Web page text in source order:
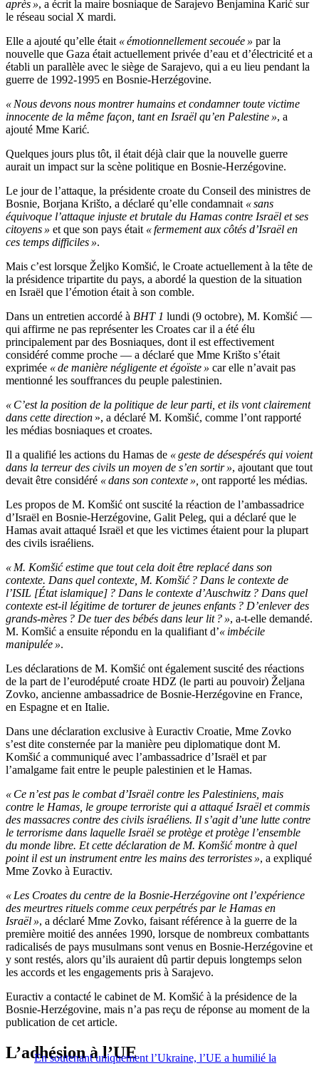
après », a écrit la maire bosniaque de Sarajevo Benjamina Karić sur
le réseau social X mardi.
Elle a ajouté qu’elle était « émotionnellement secouée » par la
nouvelle que Gaza était actuellement privée d’eau et d’électricité et a
établi un parallèle avec le siège de Sarajevo, qui a eu lieu pendant la
guerre de 1992-1995 en Bosnie-Herzégovine.
« Nous devons nous montrer humains et condamner toute victime
innocente de la même façon, tant en Israël qu’en Palestine », a
ajouté Mme Karić.
Quelques jours plus tôt, il était déjà clair que la nouvelle guerre
aurait un impact sur la scène politique en Bosnie-Herzégovine.
Le jour de l’attaque, la présidente croate du Conseil des ministres de
Bosnie, Borjana Krišto, a déclaré qu’elle condamnait « sans
équivoque l’attaque injuste et brutale du Hamas contre Israël et ses
citoyens » et que son pays était « fermement aux côtés d’Israël en
ces temps difficiles ».
Mais c’est lorsque Željko Komšić, le Croate actuellement à la tête de
la présidence tripartite du pays, a abordé la question de la situation
en Israël que l’émotion était à son comble.
Dans un entretien accordé à BHT 1 lundi (9 octobre), M. Komšić —
qui affirme ne pas représenter les Croates car il a été élu
principalement par des Bosniaques, dont il est effectivement
considéré comme proche — a déclaré que Mme Krišto s’était
exprimée « de manière négligente et égoïste » car elle n’avait pas
mentionné les souffrances du peuple palestinien.
« C’est la position de la politique de leur parti, et ils vont clairement
dans cette direction », a déclaré M. Komšić, comme l’ont rapporté
les médias bosniaques et croates.
Il a qualifié les actions du Hamas de « geste de désespérés qui voient
dans la terreur des civils un moyen de s’en sortir », ajoutant que tout
devait être considéré « dans son contexte », ont rapporté les médias.
Les propos de M. Komšić ont suscité la réaction de l’ambassadrice
d’Israël en Bosnie-Herzégovine, Galit Peleg, qui a déclaré que le
Hamas avait attaqué Israël et que les victimes étaient pour la plupart
des civils israéliens.
« M. Komšić estime que tout cela doit être replacé dans son
contexte. Dans quel contexte, M. Komšić ? Dans le contexte de
l’ISIL [État islamique] ? Dans le contexte d’Auschwitz ? Dans quel
contexte est-il légitime de torturer de jeunes enfants ? D’enlever des
grands-mères ? De tuer des bébés dans leur lit ? », a-t-elle demandé.
M. Komšić a ensuite répondu en la qualifiant d’« imbécile
manipulée ».
Les déclarations de M. Komšić ont également suscité des réactions
de la part de l’eurodéputé croate HDZ (le parti au pouvoir) Željana
Zovko, ancienne ambassadrice de Bosnie-Herzégovine en France,
en Espagne et en Italie.
Dans une déclaration exclusive à Euractiv Croatie, Mme Zovko
s’est dite consternée par la manière peu diplomatique dont M.
Komšić a communiqué avec l’ambassadrice d’Israël et par
l’amalgame fait entre le peuple palestinien et le Hamas.
« Ce n’est pas le combat d’Israël contre les Palestiniens, mais
contre le Hamas, le groupe terroriste qui a attaqué Israël et commis
des massacres contre des civils israéliens. Il s’agit d’une lutte contre
le terrorisme dans laquelle Israël se protège et protège l’ensemble
du monde libre. Et cette déclaration de M. Komšić montre à quel
point il est un instrument entre les mains des terroristes », a expliqué
Mme Zovko à Euractiv.
« Les Croates du centre de la Bosnie-Herzégovine ont l’expérience
des meurtres rituels comme ceux perpétrés par le Hamas en
Israël », a déclaré Mme Zovko, faisant référence à la guerre de la
première moitié des années 1990, lorsque de nombreux combattants
radicalisés de pays musulmans sont venus en Bosnie-Herzégovine et
y sont restés, alors qu’ils auraient dû partir depuis longtemps selon
les accords et les engagements pris à Sarajevo.
Euractiv a contacté le cabinet de M. Komšić à la présidence de la
Bosnie-Herzégovine, mais n’a pas reçu de réponse au moment de la
publication de cet article.
En soutenant uniquement l’Ukraine, l’UE a humilié la
L’adhésion à l’UE